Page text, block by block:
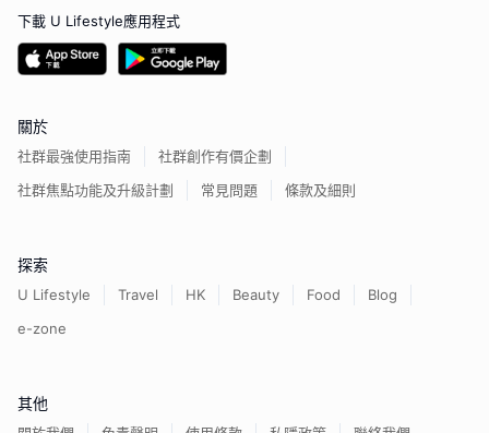
下載 U Lifestyle應用程式
關於
社群最強使用指南
社群創作有價企劃
社群焦點功能及升級計劃
常見問題 條款及細則
探索
U Lifestyle Travel HK Beauty Food
Blog
e-zone
其他